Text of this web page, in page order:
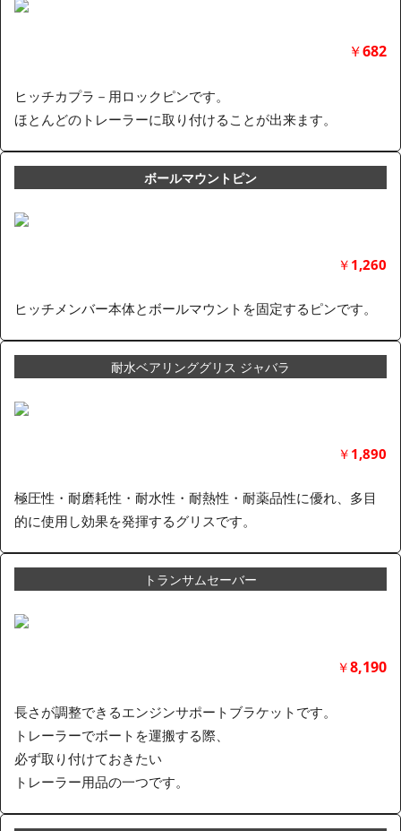
￥682
ヒッチカプラ－用ロックピンです。
ほとんどのトレーラーに取り付けることが出来ます。
ボールマウントピン
￥ 1,260
ヒッチメンバー本体とボールマウントを固定するピンです。
耐水ベアリンググリス ジャバラ
￥ 1,890
極圧性・耐磨耗性・耐水性・耐熱性・耐薬品性に優れ、多目
的に使用し効果を発揮するグリスです。
トランサムセーバー
￥8,190
長さが調整できるエンジンサポートブラケットです。
トレーラーでボートを運搬する際、
必ず取り付けておきたい
トレーラー用品の一つです。